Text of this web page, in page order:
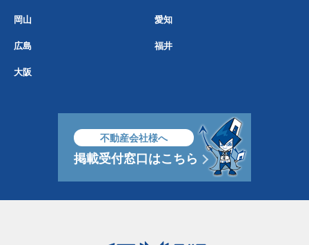
岡山 愛知
広島 福井
大阪
不動産会社様へ
掲載受付窓口はこちら